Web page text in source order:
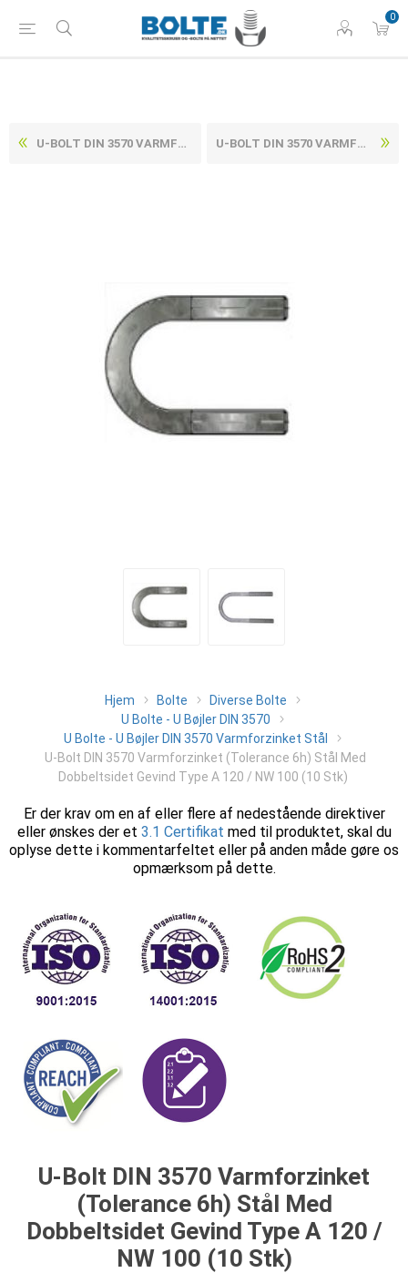
0
U-BOLT DIN 3570 VARMFORZINKET (TOLERANCE 6H) STÅL MED DOBBELTSIDET GEVIND TYPE A 94 / NW 80 (50 STK) U-BOLT DIN 3570 VARMFORZINKET (TOLERANCE 6H) STÅL MED DOBBELTSIDET GEVIND TYPE A 148 / NW 125 (10 STK)
Hjem Bolte
Diverse Bolte
U Bolte - U Bøjler DIN 3570
U Bolte - U Bøjler DIN 3570 Varmforzinket Stål
U-Bolt DIN 3570 Varmforzinket (Tolerance 6h) Stål Med
Dobbeltsidet Gevind Type A 120 / NW 100 (10 Stk)
Er der krav om en af eller flere af nedestående direktiver
eller ønskes der et 3.1 Certifikat med til produktet, skal du
oplyse dette i kommentarfeltet eller på anden måde gøre os
opmærksom på dette.
U-Bolt DIN 3570 Varmforzinket
(Tolerance 6h) Stål Med
Dobbeltsidet Gevind Type A 120 /
NW 100 (10 Stk)